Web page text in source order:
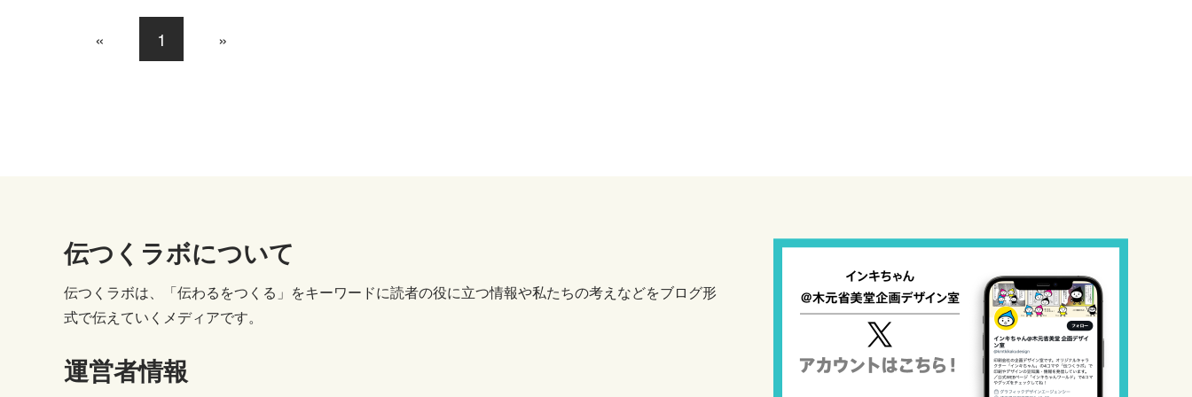
« 1 »
伝つくラボについて
伝つくラボは、「伝わるをつくる」をキーワードに読者の役に立つ情報や私たちの考えなどをブログ形
式で伝えていくメディアです。
運営者情報